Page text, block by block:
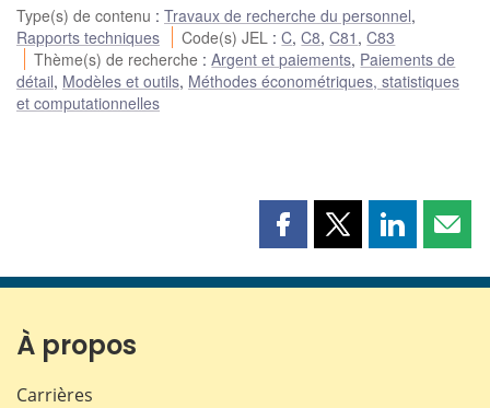
Type(s) de contenu : Travaux de recherche du personnel,
Rapports techniques
Code(s) JEL :C,C8,C81 ,C83
Thème(s) de recherche :Argent et paiements, Paiements de
détail, Modèles et outils, Méthodes économétriques, statistiques
et computationnelles
Partager
page
Partager
page
Partager
page page
À propos
Carrières